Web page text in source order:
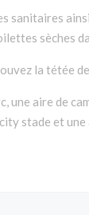
sanitaires
sèches
la tétée
une aire de
city stade et